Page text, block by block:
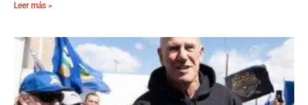
Leer más »